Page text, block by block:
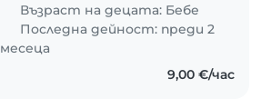
Възраст на децата: Бебе
Последна дейност: преди 2
месеца
9,00 €/час